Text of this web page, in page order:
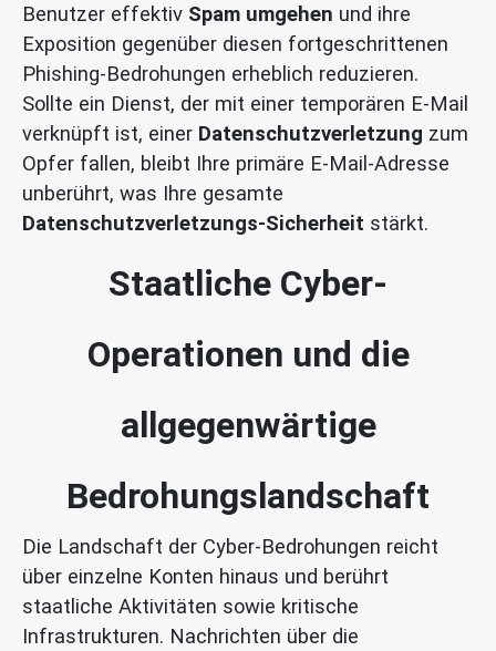
Benutzer effektiv Spam umgehen und ihre
Exposition gegenüber diesen fortgeschrittenen
Phishing-Bedrohungen erheblich reduzieren.
Sollte ein Dienst, der mit einer temporären E-Mail
verknüpft ist, einer Datenschutzverletzung zum
Opfer fallen, bleibt Ihre primäre E-Mail-Adresse
unberührt, was Ihre gesamte
Datenschutzverletzungs-Sicherheit stärkt.
Staatliche Cyber-
Operationen und die
allgegenwärtige
Bedrohungslandschaft
Die Landschaft der Cyber-Bedrohungen reicht
über einzelne Konten hinaus und berührt
staatliche Aktivitäten sowie kritische
Infrastrukturen. Nachrichten über die